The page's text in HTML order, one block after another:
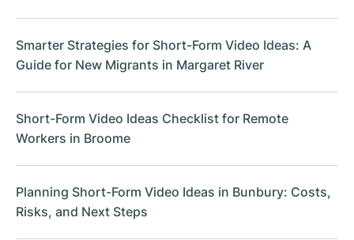
Smarter Strategies for Short-Form Video Ideas: A
Guide for New Migrants in Margaret River
Short-Form Video Ideas Checklist for Remote
Workers in Broome
Planning Short-Form Video Ideas in Bunbury: Costs,
Risks, and Next Steps